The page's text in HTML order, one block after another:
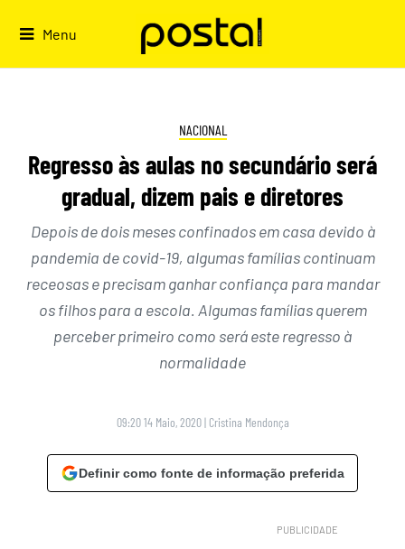
Menu
NACIONAL
Regresso às aulas no secundário será
gradual, dizem pais e diretores
Depois de dois meses confinados em casa devido à
pandemia de covid-19, algumas famílias continuam
receosas e precisam ganhar confiança para mandar
os filhos para a escola. Algumas famílias querem
perceber primeiro como será este regresso à
normalidade
09:20 14 Maio, 2020 | Cristina Mendonça
Definir como fonte de informação preferida